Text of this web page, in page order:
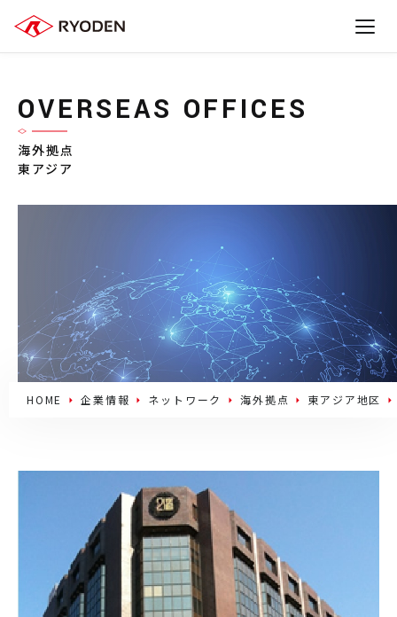
OVERSEAS OFFICES
海外拠点
東アジア
HOME 企業情報 ネットワーク 海外拠点 東アジア地区